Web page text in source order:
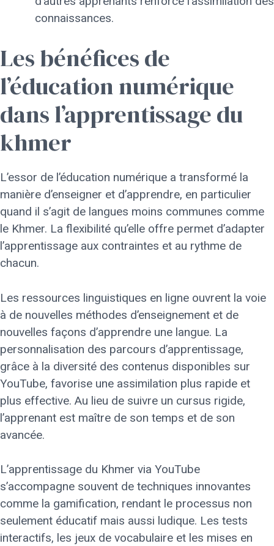
connaissances.
Les bénéfices de
l’éducation numérique
dans l’apprentissage du
khmer
L’essor de l’éducation numérique a transformé la
manière d’enseigner et d’apprendre, en particulier
quand il s’agit de langues moins communes comme
le Khmer. La flexibilité qu’elle offre permet d’adapter
l’apprentissage aux contraintes et au rythme de
chacun.
Les ressources linguistiques en ligne ouvrent la voie
à de nouvelles méthodes d’enseignement et de
nouvelles façons d’apprendre une langue. La
personnalisation des parcours d’apprentissage,
grâce à la diversité des contenus disponibles sur
YouTube, favorise une assimilation plus rapide et
plus effective. Au lieu de suivre un cursus rigide,
l’apprenant est maître de son temps et de son
avancée.
L’apprentissage du Khmer via YouTube
s’accompagne souvent de techniques innovantes
comme la gamification, rendant le processus non
seulement éducatif mais aussi ludique. Les tests
interactifs, les jeux de vocabulaire et les mises en